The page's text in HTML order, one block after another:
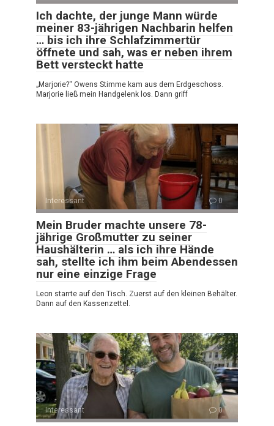
Ich dachte, der junge Mann würde
meiner 83-jährigen Nachbarin helfen
… bis ich ihre Schlafzimmertür
öffnete und sah, was er neben ihrem
Bett versteckt hatte
„Marjorie?“ Owens Stimme kam aus dem Erdgeschoss.
Marjorie ließ mein Handgelenk los. Dann griff
Interessant 0
Mein Bruder machte unsere 78-
jährige Großmutter zu seiner
Haushälterin … als ich ihre Hände
sah, stellte ich ihm beim Abendessen
nur eine einzige Frage
Leon starrte auf den Tisch. Zuerst auf den kleinen Behälter.
Dann auf den Kassenzettel.
Interessant 0